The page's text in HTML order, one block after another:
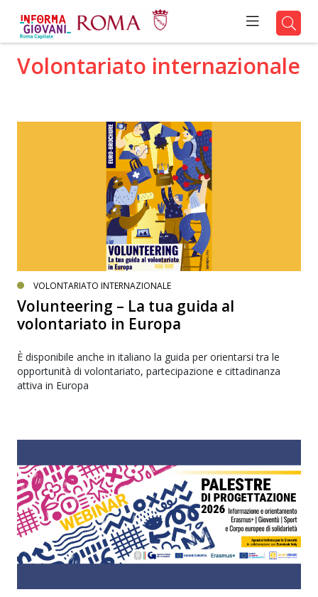
Volontariato internazionale
VOLONTARIATO INTERNAZIONALE
Volunteering – La tua guida al
volontariato in Europa
È disponibile anche in italiano la guida per orientarsi tra le
opportunità di volontariato, partecipazione e cittadinanza
attiva in Europa